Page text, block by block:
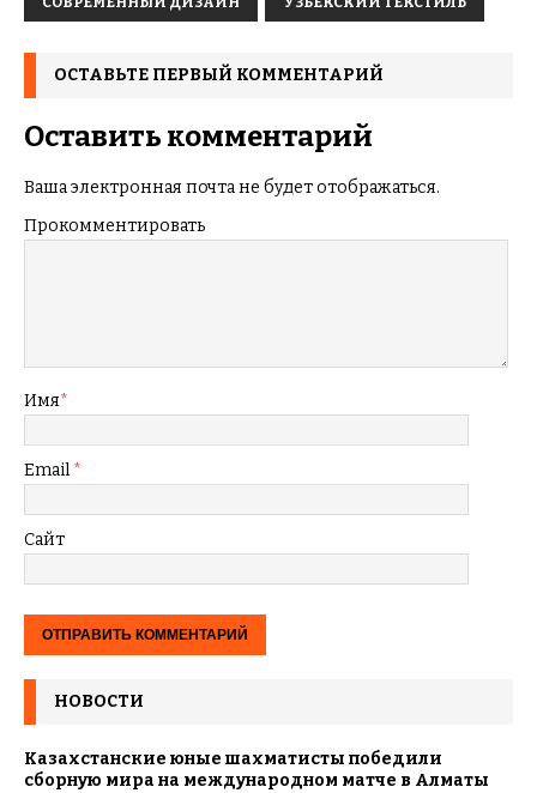
ОСТАВЬТЕ ПЕРВЫЙ КОММЕНТАРИЙ
Оставить комментарий
Ваша электронная почта не будет отображаться.
Прокомментировать
Имя*
Email *
Сайт
НОВОСТИ
Казахстанские юные шахматисты победили
сборную мира на международном матче в Алматы